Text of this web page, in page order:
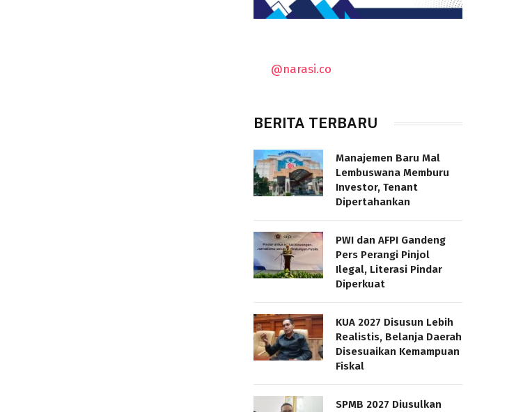
@narasi.co
BERITA TERBARU
Manajemen Baru Mal
Lembuswana Memburu
Investor, Tenant
Dipertahankan
PWI dan AFPI Gandeng
Pers Perangi Pinjol
Ilegal, Literasi Pindar
Diperkuat
KUA 2027 Disusun Lebih
Realistis, Belanja Daerah
Disesuaikan Kemampuan
Fiskal
SPMB 2027 Diusulkan